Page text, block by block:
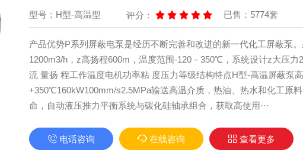
型号：H型-高温型
评分： 已售：5774套
产品优势P系列屏蔽电泵是经历不断完善和改进的新一代化工屏蔽泵
1200m3/h，z高扬程600m，温度范围-120－350℃，系统设计z大压力
流 量扬 程工作温度电机功率粘 度压力等级结构特点H型-高温屏蔽泵
+350℃160kW100mm/s2.5MPa输送高温介质，热油、热水和化工原
命，自动液压推力平衡系统与碳化硅轴承组合，获取高使用···
电话咨询 在线咨询 查看更多